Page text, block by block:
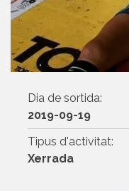
Dia de sortida:
2019-09-19
Tipus d'activitat:
Xerrada